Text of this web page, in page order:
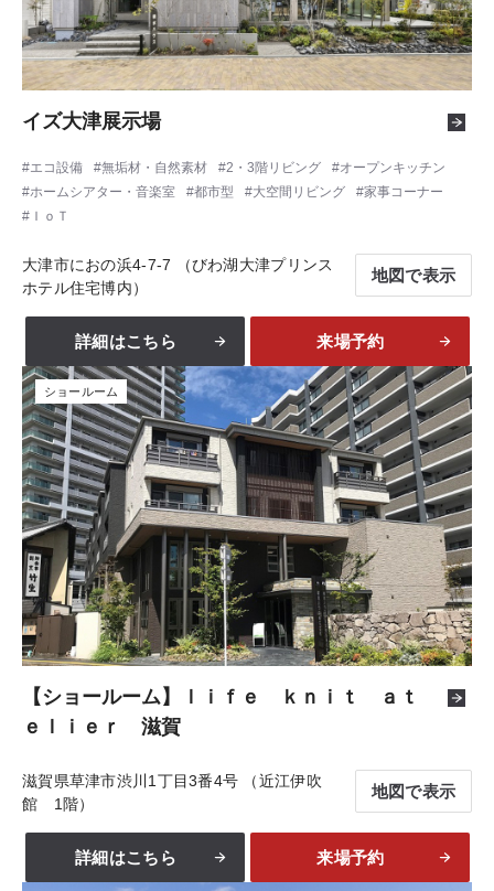
イズ大津展示場
エコ設備 無垢材・自然素材 2・3階リビング
オープンキッチン
ホームシアター・音楽室
都市型 大空間リビング
家事コーナー
ＩｏＴ
大津市におの浜4-7-7 （びわ湖大津プリンス
ホテル住宅博内）
地図で表示
詳細はこちら 来場予約
【ショールーム】ｌｉｆｅ ｋｎｉｔ ａｔ
ｅｌｉｅｒ 滋賀
ショールーム
滋賀県草津市渋川1丁目3番4号 （近江伊吹
館 1階）
地図で表示
詳細はこちら 来場予約